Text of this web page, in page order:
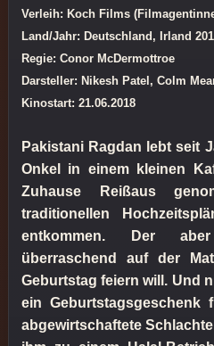
Verleih: Koch Films
Land/Jahr: Deutschland, Irland
Regie: Conor McDermottroe
Darsteller: Nikesh Patel, Colm
Kinostart: 21.06.2018
Pakistani Ragdan lebt seit
Onkel in einem kleinen
Zuhause Reißaus
traditionellen
entkommen. Der
überraschend auf der
Geburtstag feiern will. Und
ein
abgewirtschaftete